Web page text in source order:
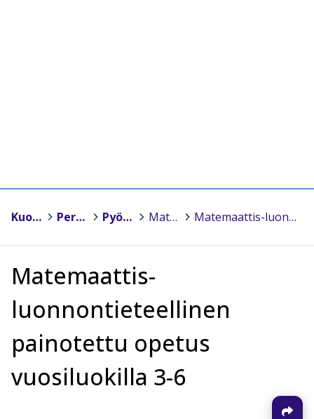
Kuopio Peruskoulut > Pyörön koulu > Matemaattis-luonnontieteellinen painotettu opetus vuosiluokilla 3-6 ja 7-9 Matemaattis-luonnontieteellinen painotettu opetus vuosiluokilla 3-6
Matemaattis-
luonnontieteellinen
painotettu opetus
vuosiluokilla 3-6